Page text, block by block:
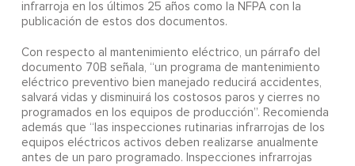
infrarroja en los últimos 25 años como la NFPA con la
publicación de estos dos documentos.
Con respecto al mantenimiento eléctrico, un párrafo del
documento 70B señala, “un programa de mantenimiento
eléctrico preventivo bien manejado reducirá accidentes,
salvará vidas y disminuirá los costosos paros y cierres no
programados en los equipos de producción”. Recomienda
además que “las inspecciones rutinarias infrarrojas de los
equipos eléctricos activos deben realizarse anualmente
antes de un paro programado. Inspecciones infrarrojas